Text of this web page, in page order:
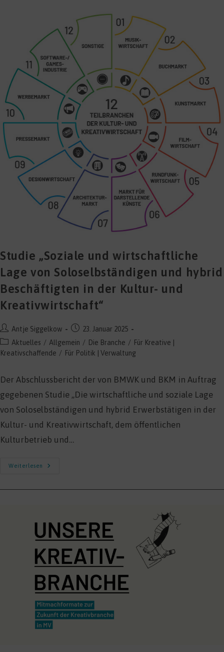
Studie „Soziale und wirtschaftliche
Lage von Soloselbständigen und hybrid
Beschäftigten in der Kultur- und
Kreativwirtschaft“
Beitrags-
Autor:
Antje Siggelkow
Beitrag
veröffentlicht:
23. Januar 2025
Beitrags-
Kategorie:
Aktuelles / Allgemein / Die Branche / Für Kreative |
Kreativschaffende / Für Politik | Verwaltung
Der Abschlussbericht der von BMWK und BKM in Auftrag
gegebenen Studie „Die wirtschaftliche und soziale Lage
von Soloselbständigen und hybrid Erwerbstätigen in der
Kultur- und Kreativwirtschaft, dem öffentlichen
Kulturbetrieb und…
Weiterlesen
Studie
Hybrid
Beschäftigten
In
Der
Kultur-
Und
Kreativwirtschaft“